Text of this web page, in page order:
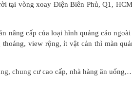
tại vòng xoay Điện Biên Phủ, Q1,
nâng cấp của loại hình quảng cáo
view rộng, ít vật cản thì màn
chung cư cao cấp, nhà hàng ăn